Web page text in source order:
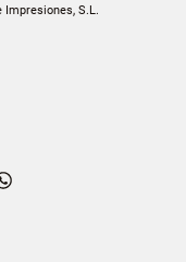
S.L.